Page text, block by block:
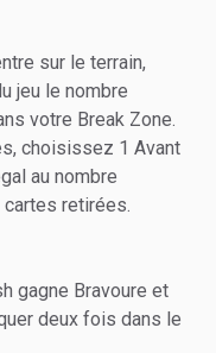
sur le terrain,
jeu le nombre
votre Break Zone.
choisissez 1 Avant
au nombre
retirées.
gagne Bravoure et
deux fois dans le